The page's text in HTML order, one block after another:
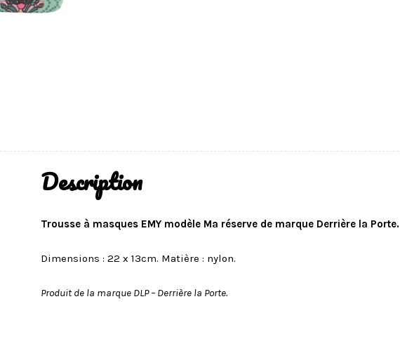
Description
Trousse à masques EMY modèle Ma réserve de marque Derrière la Porte.
Dimensions : 22 x 13cm. Matière : nylon.
Produit de la marque DLP – Derrière la Porte.